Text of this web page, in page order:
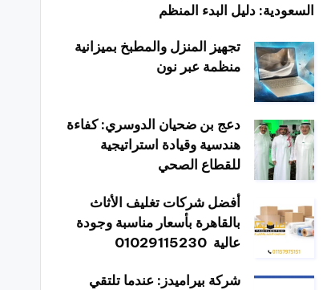
السعودية: دليل البدء المنظم
تجهيز المنزل والمطبخ بميزانية
منظمة عبر نون
دعج بن ضحيان الدوسري: كفاءة
هندسية وقيادة استراتيجية
للقطاع الصحي
أفضل شركات تغليف الأثاث
بالقاهرة بأسعار مناسبة وجودة
عالية 01029115230
شركة بيراميدز: عندما تلتقي